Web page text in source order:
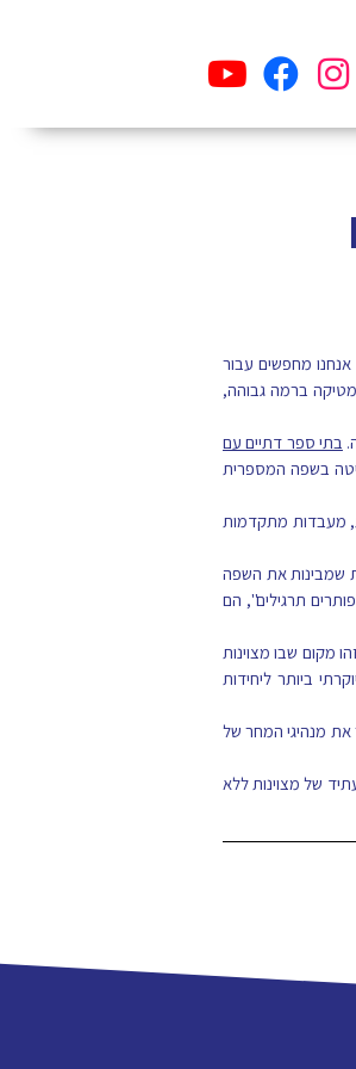
מחפשים עבור
ברמה גבוהה,
בתי ספר דתיים עם
בשפה המספרית
מעבדות מתקדמות
שמבינות את השפה
תרגילים", הם
מקום שבו מצוינות
ביותר ליחידות
את מנהיגי המחר של
של מצוינות ללא